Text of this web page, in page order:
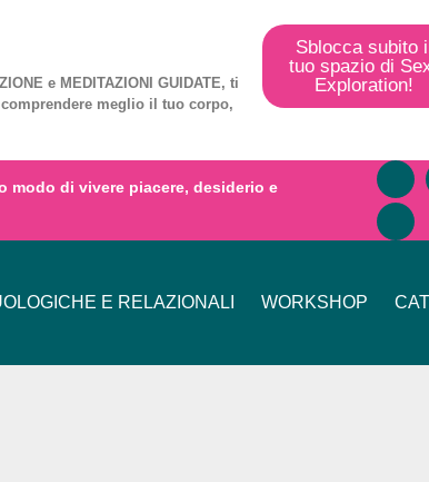
e MEDITAZIONI GUIDATE, ti
meglio il tuo corpo,
Sblocca subito
tuo spazio di
Exploration!
modo di vivere piacere, desiderio e
E RELAZIONALI WORKSHOP